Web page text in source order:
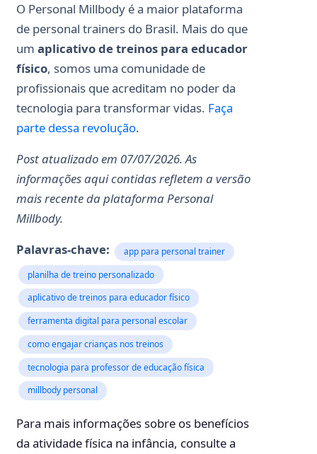
O Personal Millbody é a maior plataforma
de personal trainers do Brasil. Mais do que
um aplicativo de treinos para educador
físico, somos uma comunidade de
profissionais que acreditam no poder da
tecnologia para transformar vidas. Faça
parte dessa revolução.
Post atualizado em 07/07/2026. As
informações aqui contidas refletem a versão
mais recente da plataforma Personal
Millbody.
Palavras-chave:
app para personal trainer
planilha de treino personalizado
aplicativo de treinos para educador físico
ferramenta digital para personal escolar
como engajar crianças nos treinos
tecnologia para professor de educação física
millbody personal
Para mais informações sobre os benefícios
da atividade física na infância, consulte a